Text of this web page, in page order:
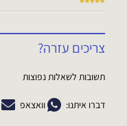
צריכים עזרה?
תשובות לשאלות נפוצות
דברו איתנו: וואצאפ